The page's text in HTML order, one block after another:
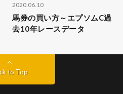
2020.06.10
馬券の買い方～エプソムC過
去10年レースデータ
to Top